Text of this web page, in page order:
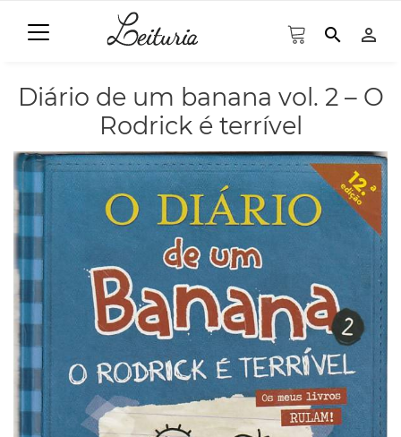
search person_outline
Diário de um banana vol. 2 – O
Rodrick é terrível